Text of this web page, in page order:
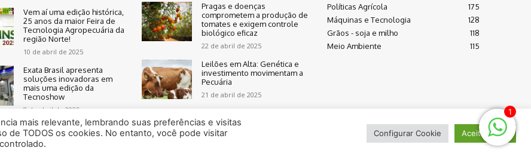
Vem aí uma edição histórica,
25 anos da maior Feira de
Tecnologia Agropecuária da
região Norte!
10 de abril de 2025
Exata Brasil apresenta
soluções inovadoras em
mais uma edição da
Tecnoshow
8 de abril de 2025
Pragas e doenças
comprometem a produção de
tomates e exigem controle
biológico eficaz
22 de abril de 2025
Leilões em Alta: Genética e
investimento movimentam a
Pecuária
21 de abril de 2025
Políticas Agrícola
175
Máquinas e Tecnologia
128
Grãos - soja e milho
118
Meio Ambiente
115
Termos de uso Política de privacidade
1
mais relevante, lembrando suas preferências e visitas
de TODOS os cookies. No entanto, você pode visitar
Configurar Cookie Aceitar Tudo